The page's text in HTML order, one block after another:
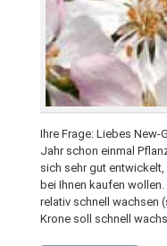
Ihre Frage: Liebes New-
Jahr schon einmal
sich sehr gut
bei Ihnen kaufen
relativ schnell wachsen
Krone soll schnell